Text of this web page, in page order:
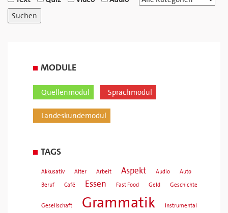
MODULE
Quellenmodul Sprachmodul
Landeskundemodul
TAGS
Akkusativ Alter Arbeit Aspekt Audio
Auto
Beruf
Café Essen Fast Food Geld Geschichte
Gesellschaft Grammatik Instrumental